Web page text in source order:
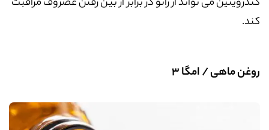
کند.
روغن ماهی / امگا3